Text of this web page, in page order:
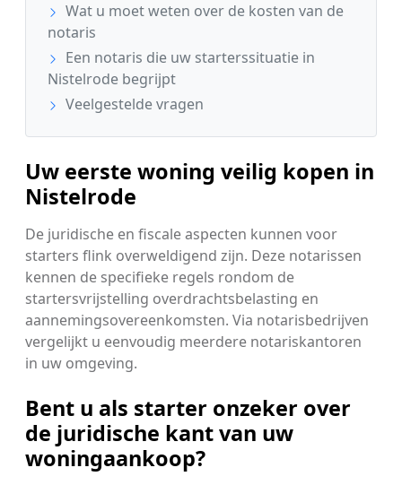
Wat u moet weten over de kosten van de
notaris
Een notaris die uw starterssituatie in
Nistelrode begrijpt
Veelgestelde vragen
Uw eerste woning veilig kopen in
Nistelrode
De juridische en fiscale aspecten kunnen voor
starters flink overweldigend zijn. Deze notarissen
kennen de specifieke regels rondom de
startersvrijstelling overdrachtsbelasting en
aannemingsovereenkomsten. Via notarisbedrijven
vergelijkt u eenvoudig meerdere notariskantoren
in uw omgeving.
Bent u als starter onzeker over
de juridische kant van uw
woningaankoop?